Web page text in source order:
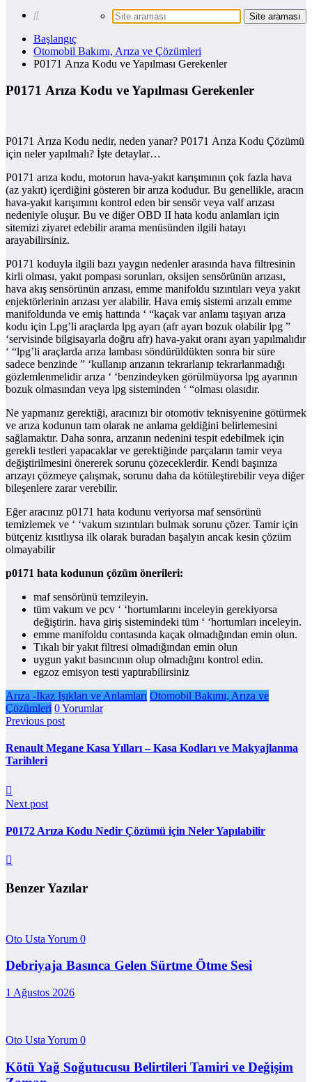
Başlangıç
Otomobil Bakımı, Arıza ve Çözümleri
P0171 Arıza Kodu ve Yapılması Gerekenler
P0171 Arıza Kodu ve Yapılması Gerekenler
P0171 Arıza Kodu nedir, neden yanar? P0171 Arıza Kodu Çözümü
için neler yapılmalı? İşte detaylar…
P0171 arıza kodu, motorun hava-yakıt karışımının çok fazla hava
(az yakıt) içerdiğini gösteren bir arıza kodudur. Bu genellikle, aracın
hava-yakıt karışımını kontrol eden bir sensör veya valf arızası
nedeniyle oluşur. Bu ve diğer OBD II hata kodu anlamları için
sitemizi ziyaret edebilir arama menüsünden ilgili hatayı
arayabilirsiniz.
P0171 koduyla ilgili bazı yaygın nedenler arasında hava filtresinin
kirli olması, yakıt pompası sorunları, oksijen sensörünün arızası,
hava akış sensörünün arızası, emme manifoldu sızıntıları veya yakıt
enjektörlerinin arızası yer alabilir. Hava emiş sistemi arızalı emme
manifoldunda ve emiş hattında ‘ “kaçak var anlamı taşıyan arıza
kodu için Lpg’li araçlarda lpg ayarı (afr ayarı bozuk olabilir lpg ”
‘servisinde bilgisayarla doğru afr) hava-yakıt oranı ayarı yapılmalıdır
‘ “lpg’li araçlarda arıza lambası söndürüldükten sonra bir süre
sadece benzinde ” ‘kullanıp arızanın tekrarlanıp tekrarlanmadığı
gözlemlenmelidir arıza ‘ ‘benzindeyken görülmüyorsa lpg ayarının
bozuk olmasından veya lpg sisteminden ‘ “olması olasıdır.
Ne yapmanız gerektiği, aracınızı bir otomotiv teknisyenine götürmek
ve arıza kodunun tam olarak ne anlama geldiğini belirlemesini
sağlamaktır. Daha sonra, arızanın nedenini tespit edebilmek için
gerekli testleri yapacaklar ve gerektiğinde parçaların tamir veya
değiştirilmesini önererek sorunu çözeceklerdir. Kendi başınıza
arızayı çözmeye çalışmak, sorunu daha da kötüleştirebilir veya diğer
bileşenlere zarar verebilir.
Eğer aracınız p0171 hata kodunu veriyorsa maf sensörünü
temizlemek ve ‘ ‘vakum sızıntıları bulmak sorunu çözer. Tamir için
bütçeniz kısıtlıysa ilk olarak buradan başalyın ancak kesin çözüm
olmayabilir
p0171 hata kodunun çözüm önerileri:
maf sensörünü temzileyin.
tüm vakum ve pcv ‘ ‘hortumlarını inceleyin gerekiyorsa
değiştirin. hava giriş sistemindeki tüm ‘ ‘hortumları inceleyin.
emme manifoldu contasında kaçak olmadığından emin olun.
Tıkalı bir yakıt filtresi olmadığından emin olun
uygun yakıt basıncının olup olmadığını kontrol edin.
egzoz emisyon testi yaptırabilirsiniz
Arıza -İkaz Işıkları ve Anlamları Otomobil Bakımı, Arıza ve
Çözümleri 0 Yorumlar
Previous post
Renault Megane Kasa Yılları – Kasa Kodları ve Makyajlanma
Tarihleri
Next post
P0172 Arıza Kodu Nedir Çözümü için Neler Yapılabilir
Benzer Yazılar
Oto Usta Yorum 0
Debriyaja Basınca Gelen Sürtme Ötme Sesi
1 Ağustos 2026
Oto Usta Yorum 0
Kötü Yağ Soğutucusu Belirtileri Tamiri ve Değişim